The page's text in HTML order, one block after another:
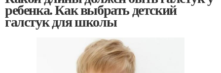
ребенка. Как выбрать детский
галстук для школы